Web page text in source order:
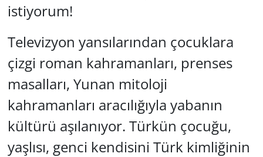
istiyorum!
Televizyon yansılarından çocuklara
çizgi roman kahramanları, prenses
masalları, Yunan mitoloji
kahramanları aracılığıyla yabanın
kültürü aşılanıyor. Türkün çocuğu,
yaşlısı, genci kendisini Türk kimliğinin